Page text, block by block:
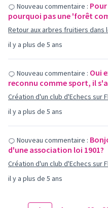
il y a plus de 5 ans
Nouveau commentaire :
pourquoi pas une 'forêt
Retour aux arbres fruitiers dans
il y a plus de 5 ans
Nouveau commentaire : Oui
reconnu comme sport, il
Création d'un club d'Echecs sur
il y a plus de 5 ans
Nouveau commentaire :
d'une association loi 1901?
Création d'un club d'Echecs sur